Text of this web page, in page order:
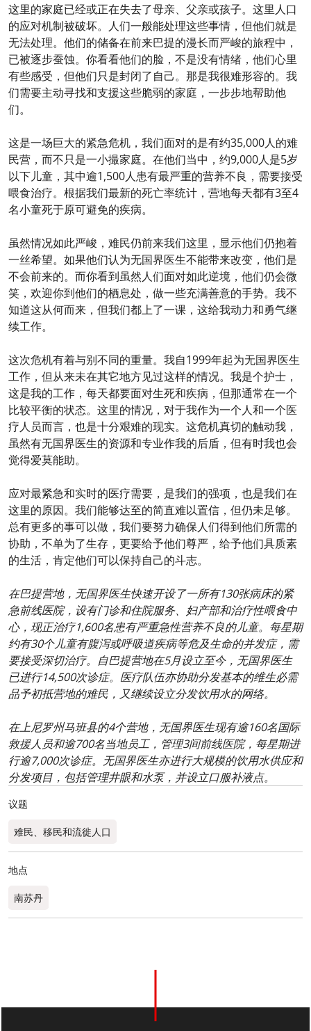
这里的家庭已经或正在失去了母亲、父亲或孩子。这里人口
的应对机制被破坏。人们一般能处理这些事情，但他们就是
无法处理。他们的储备在前来巴提的漫长而严峻的旅程中，
已被逐步蚕蚀。你看看他们的脸，不是没有情绪，他们心里
有些感受，但他们只是封闭了自己。那是我很难形容的。我
们需要主动寻找和支援这些脆弱的家庭，一步步地帮助他
们。
这是一场巨大的紧急危机，我们面对的是有约35,000人的难
民营，而不只是一小撮家庭。在他们当中，约9,000人是5岁
以下儿童，其中逾1,500人患有最严重的营养不良，需要接受
喂食治疗。根据我们最新的死亡率统计，营地每天都有3至4
名小童死于原可避免的疾病。
虽然情况如此严峻，难民仍前来我们这里，显示他们仍抱着
一丝希望。如果他们认为无国界医生不能带来改变，他们是
不会前来的。而你看到虽然人们面对如此逆境，他们仍会微
笑，欢迎你到他们的栖息处，做一些充满善意的手势。我不
知道这从何而来，但我们都上了一课，这给我动力和勇气继
续工作。
这次危机有着与别不同的重量。我自1999年起为无国界医生
工作，但从来未在其它地方见过这样的情况。我是个护士，
这是我的工作，每天都要面对生死和疾病，但那通常在一个
比较平衡的状态。这里的情况，对于我作为一个人和一个医
疗人员而言，也是十分艰难的现实。这危机真切的触动我，
虽然有无国界医生的资源和专业作我的后盾，但有时我也会
觉得爱莫能助。
应对最紧急和实时的医疗需要，是我们的强项，也是我们在
这里的原因。我们能够达至的简直难以置信，但仍未足够。
总有更多的事可以做，我们要努力确保人们得到他们所需的
协助，不单为了生存，更要给予他们尊严，给予他们具质素
的生活，肯定他们可以保持自己的斗志。
在巴提营地，无国界医生快速开设了一所有130张病床的紧
急前线医院，设有门诊和住院服务、妇产部和治疗性喂食中
心，现正治疗1,600名患有严重急性营养不良的儿童。每星期
约有30个儿童有腹泻或呼吸道疾病等危及生命的并发症，需
要接受深切治疗。自巴提营地在5月设立至今，无国界医生
已进行14,500次诊症。医疗队伍亦协助分发基本的维生必需
品予初抵营地的难民，又继续设立分发饮用水的网络。
在上尼罗州马班县的4个营地，无国界医生现有逾160名国际
救援人员和逾700名当地员工，管理3间前线医院，每星期进
行逾7,000次诊症。无国界医生亦进行大规模的饮用水供应和
分发项目，包括管理井眼和水泵，并设立口服补液点。
议题
难民、移民和流徙人口
地点
南苏丹